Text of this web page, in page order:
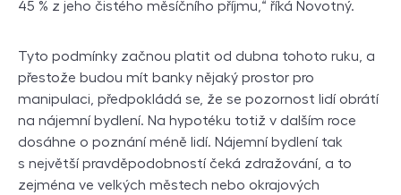
45 % z jeho čistého měsíčního příjmu,“ říká Novotný.
Tyto podmínky začnou platit od dubna tohoto ruku, a
přestože budou mít banky nějaký prostor pro
manipulaci, předpokládá se, že se pozornost lidí obrátí
na nájemní bydlení. Na hypotéku totiž v dalším roce
dosáhne o poznání méně lidí. Nájemní bydlení tak
s největší pravděpodobností čeká zdražování, a to
zejména ve velkých městech nebo okrajových